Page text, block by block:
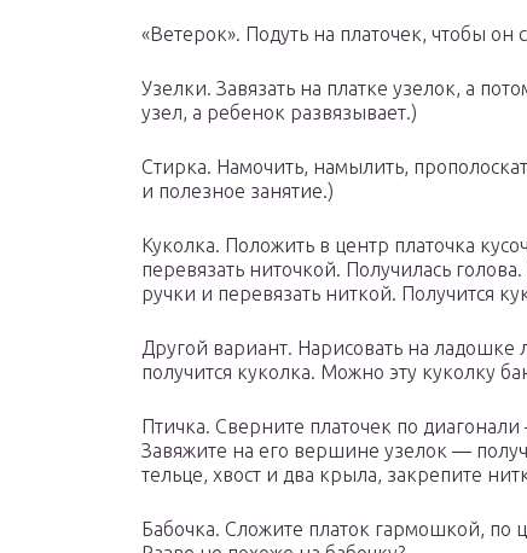
«Ветерок». Подуть на платочек, чтобы он
Узелки. Завязать на платке узелок, а
узел, а ребенок развязывает.)
Стирка. Намочить, намылить,
и полезное занятие.)
Куколка. Положить в центр платочка
перевязать ниточкой. Получилась
ручки и перевязать ниткой. Получится
Другой вариант. Нарисовать на ладошке
получится куколка. Можно эту куколку
Птичка. Сверните платочек по
Завяжите на его вершине узелок —
тельце, хвост и два крыла, закрепите
Бабочка. Сложите платок гармошкой, по